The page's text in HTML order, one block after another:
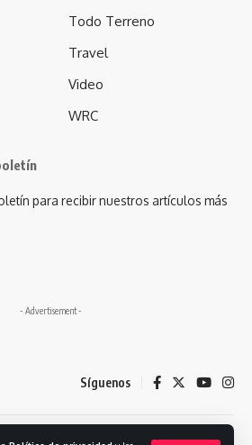
Todo Terreno
Travel
Video
WRC
para recibir nuestros artículos más
- Advertisement -
Síguenos
por: Futuro Comunicación